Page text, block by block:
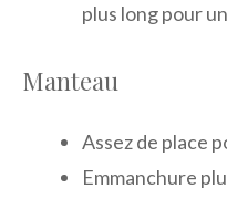
plus long pour
Manteau
Assez de place
Emmanchure